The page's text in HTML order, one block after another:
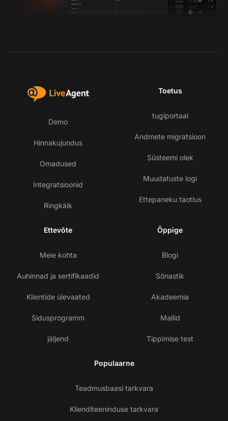
Demo
Hinnakujundus
Omadused
Integratsioonid
Ringkäik
Toetus
tugiportaal
Andmete migratsioon
Süsteemi olek
Muudatuste logi
Ettepaneku taotlus
Ettevõte
Meie kohta
Auhinnad ja sertifikaadid
Klientide ülevaated
Sidusprogramm
jäljend
Õppige
Blogi
Sõnastik
Akadeemia
Mallid
Tippimise test
Populaarne
Teadmusbaasi tarkvara
Klienditeeninduse tarkvara